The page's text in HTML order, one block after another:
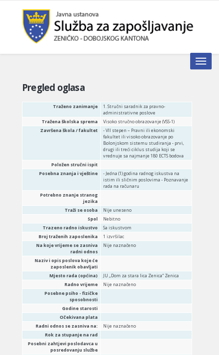
Toggle
Pregled oglasa
Traženo zanimanje
1. Stručni saradnik za pravno-
administrativne poslove
Tražena školska sprema
Visoko stručno obrazovanje (VSS-1)
Završena škola / fakultet
- VII stepen – Pravni ili ekonomski
fakultet ili visoko obrazovanje po
Bolonjskom sistemu studiranja - prvi,
drugi ili treći ciklus studija koji se
vrednuje sa najmanje 180 ECTS bodova
Položen stručni ispit
Posebna znanja i vještine
- Jedna (1) godina radnog iskustva na
istim ili sličnim poslovima - Poznavanje
rada na računaru
Potrebno znanje stranog
jezika
Traži se osoba
Nije uneseno
Spol
Nebitno
Trazeno radno iskustvo
Sa iskustvom
Broj traženih zaposlenika
1 izvršilac
Na koje vrijeme se zasniva
radni odnos
Nije naznačeno
Naziv i opis poslova koje će
zaposlenik obavljati
Mjesto rada (općina)
JU „Dom za stara lica Zenica“ Zenica
Radno vrijeme
Nije naznačeno
Posebne psiho - fizičke
sposobnosti
Godine starosti
Očekivana plata
Radni odnos se zasniva na:
Nije naznačeno
Rok za stupanje na rad
Posebni zahtjevi poslodavca u
posredovanju službe